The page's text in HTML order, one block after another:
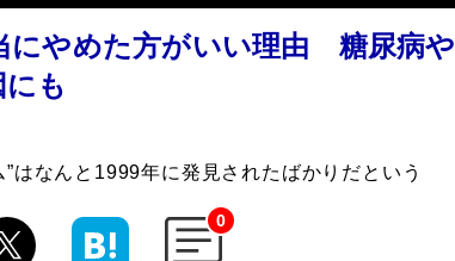
にやめた方がいい理由 糖尿病や
も
はなんと1999年に発見されたばかりだという
0